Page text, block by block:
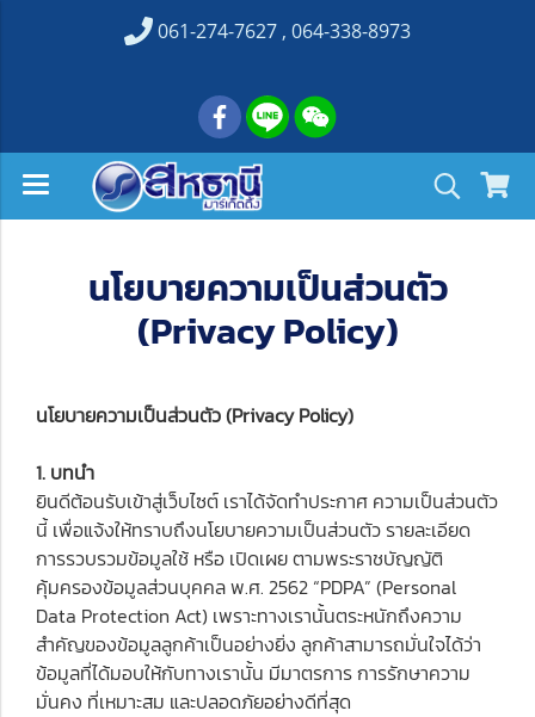
061-274-7627 , 064-338-8973
นโยบายความเป็นส่วนตัว
(Privacy Policy)
นโยบายความเป็นส่วนตัว (Privacy Policy)
1. บทนำ
ยินดีต้อนรับเข้าสู่เว็บไซต์ เราได้จัดทำประกาศ ความเป็นส่วนตัว
นี้ เพื่อแจ้งให้ทราบถึงนโยบายความเป็นส่วนตัว รายละเอียด
การรวบรวมข้อมูลใช้ หรือ เปิดเผย ตามพระราชบัญญัติ
คุ้มครองข้อมูลส่วนบุคคล พ.ศ. 2562 “PDPA” (Personal
Data Protection Act) เพราะทางเรานั้นตระหนักถึงความ
สำคัญของข้อมูลลูกค้าเป็นอย่างยิ่ง ลูกค้าสามารถมั่นใจได้ว่า
ข้อมูลที่ได้มอบให้กับทางเรานั้น มีมาตรการ การรักษาความ
มั่นคง ที่เหมาะสม และปลอดภัยอย่างดีที่สุด